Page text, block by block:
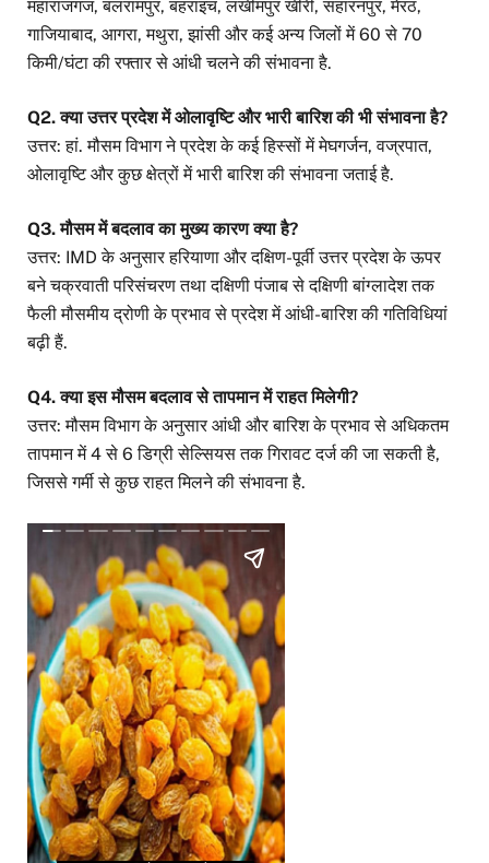
महाराजगंज, बलरामपुर, बहराइच, लखीमपुर खीरी, सहारनपुर, मेरठ,
गाजियाबाद, आगरा, मथुरा, झांसी और कई अन्य जिलों में 60 से 70
किमी/घंटा की रफ्तार से आंधी चलने की संभावना है.
Q2. क्या उत्तर प्रदेश में ओलावृष्टि और भारी बारिश की भी संभावना है?
उत्तर: हां. मौसम विभाग ने प्रदेश के कई हिस्सों में मेघगर्जन, वज्रपात,
ओलावृष्टि और कुछ क्षेत्रों में भारी बारिश की संभावना जताई है.
Q3. मौसम में बदलाव का मुख्य कारण क्या है?
उत्तर: IMD के अनुसार हरियाणा और दक्षिण-पूर्वी उत्तर प्रदेश के ऊपर
बने चक्रवाती परिसंचरण तथा दक्षिणी पंजाब से दक्षिणी बांग्लादेश तक
फैली मौसमीय द्रोणी के प्रभाव से प्रदेश में आंधी-बारिश की गतिविधियां
बढ़ी हैं.
Q4. क्या इस मौसम बदलाव से तापमान में राहत मिलेगी?
उत्तर: मौसम विभाग के अनुसार आंधी और बारिश के प्रभाव से अधिकतम
तापमान में 4 से 6 डिग्री सेल्सियस तक गिरावट दर्ज की जा सकती है,
जिससे गर्मी से कुछ राहत मिलने की संभावना है.